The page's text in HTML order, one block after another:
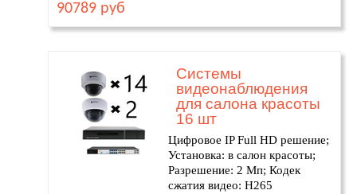
90789 руб
Системы
видеонаблюдения
для салона красоты
16 шт
Цифровое IP Full HD решение;
Установка: в салон красоты;
Разрешение: 2 Мп; Кодек
сжатия видео: H265